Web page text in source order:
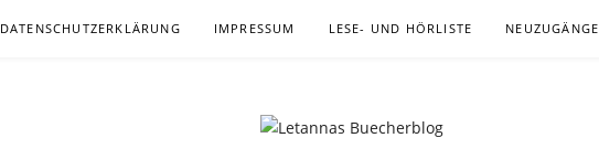
DATENSCHUTZERKLÄRUNG IMPRESSUM LESE- UND HÖRLISTE NEUZUGÄNGE